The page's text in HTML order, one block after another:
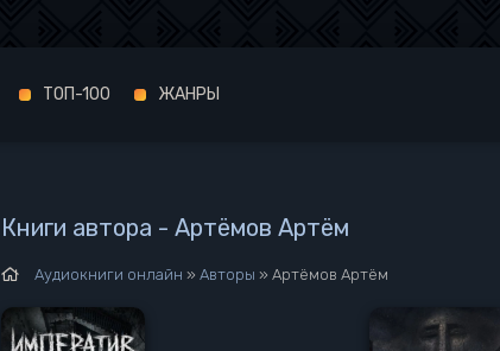
Книги автора - Артёмов Артём
Аудиокниги онлайн » Авторы » Артёмов Артём
ТОП-100 ЖАНРЫ